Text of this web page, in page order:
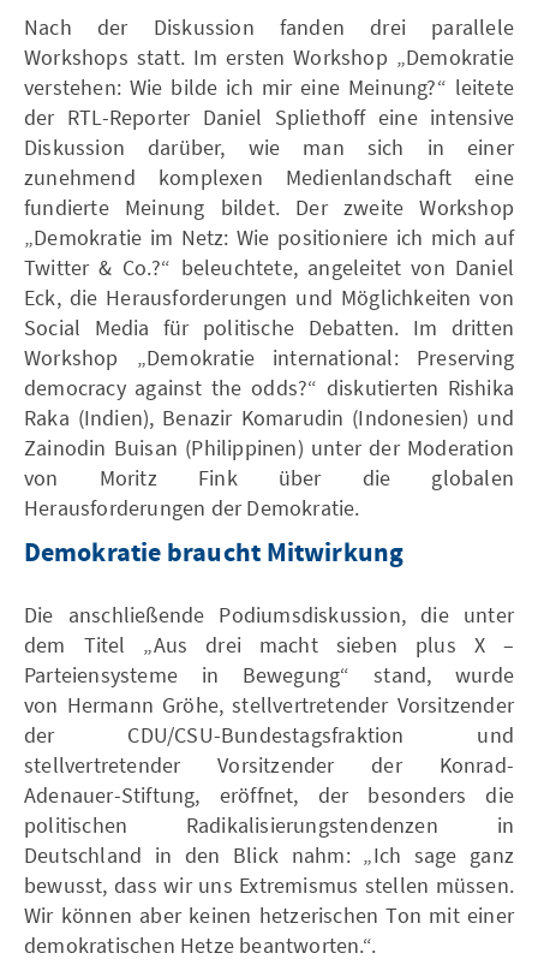
Nach der Diskussion fanden drei parallele
Workshops statt. Im ersten Workshop „Demokratie
verstehen: Wie bilde ich mir eine Meinung?“ leitete
der RTL-Reporter Daniel Spliethoff eine intensive
Diskussion darüber, wie man sich in einer
zunehmend komplexen Medienlandschaft eine
fundierte Meinung bildet. Der zweite Workshop
„Demokratie im Netz: Wie positioniere ich mich auf
Twitter & Co.?“ beleuchtete, angeleitet von Daniel
Eck, die Herausforderungen und Möglichkeiten von
Social Media für politische Debatten. Im dritten
Workshop „Demokratie international: Preserving
democracy against the odds?“ diskutierten Rishika
Raka (Indien), Benazir Komarudin (Indonesien) und
Zainodin Buisan (Philippinen) unter der Moderation
von Moritz Fink über die globalen
Herausforderungen der Demokratie.
Demokratie braucht Mitwirkung
Die anschließende Podiumsdiskussion, die unter
dem Titel „Aus drei macht sieben plus X –
Parteiensysteme in Bewegung“ stand, wurde
von Hermann Gröhe, stellvertretender Vorsitzender
der CDU/CSU-Bundestagsfraktion und
stellvertretender Vorsitzender der Konrad-
Adenauer-Stiftung, eröffnet, der besonders die
politischen Radikalisierungstendenzen in
Deutschland in den Blick nahm: „Ich sage ganz
bewusst, dass wir uns Extremismus stellen müssen.
Wir können aber keinen hetzerischen Ton mit einer
demokratischen Hetze beantworten.“.